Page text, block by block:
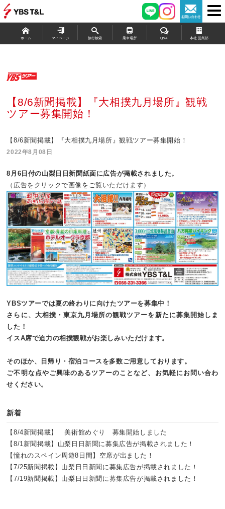
ホーム マイページ 旅行検索 乗車場所 Q&A 本社 営業部
【8/6新聞掲載】『大相撲九月場所』観戦
ツアー募集開始！
【8/6新聞掲載】『大相撲九月場所』観戦ツアー募集開始！
2022年8月08日
8月6 日付の山梨日日新聞紙面に広告が掲載されました。
（広告をクリックで画像をご覧いただけます）
YBSツアーでは夏の終わりに向けたツアーを募集中！
さらに、大相撲・東京九月場所の観戦ツアーを新たに募集開始しま
した！
イスA席で迫力の相撲観戦がお楽しみいただけます。
そのほか、日帰り・宿泊コースを多数ご用意しております。
ご不明な点やご興味のあるツアーのことなど、お気軽にお問い合わ
せください。
新着
【8/4新聞掲載】 美術館めぐり 募集開始しました
【8/1新聞掲載】山梨日日新聞に募集広告が掲載されました！
【憧れのスペイン周遊8日間】空席が出ました！
【7/25新聞掲載】山梨日日新聞に募集広告が掲載されました！
【7/19新聞掲載】山梨日日新聞に募集広告が掲載されました！